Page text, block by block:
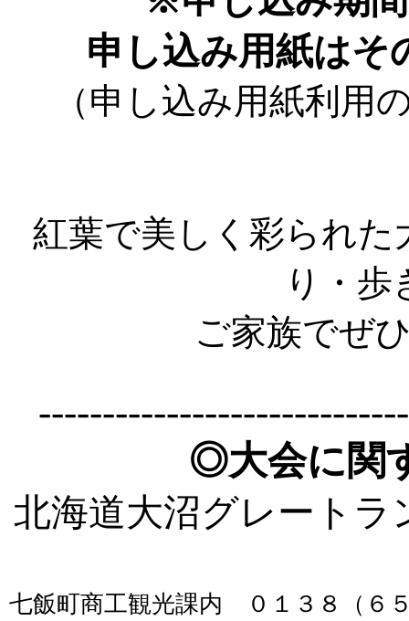
申し込み用紙はそ
（申し込み用紙利用
紅葉で美しく彩られ
り・歩
ご家族でぜ
◎大会に関
北海道大沼グレートラ
七飯町商工観光課内 ０１３８（